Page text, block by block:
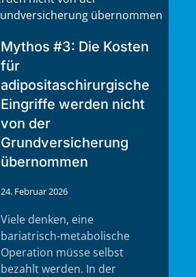
Mythos #3: Die Kosten
für
adipositaschirurgische
Eingriffe werden nicht
von der
Grundversicherung
übernommen
24. Februar 2026
Viele denken, eine
bariatrisch-metabolische
Operation müsse selbst
bezahlt werden. In der